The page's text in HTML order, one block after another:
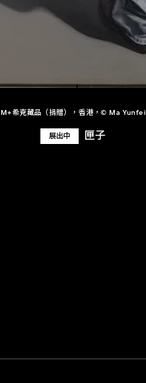
M+希克藏品（捐贈），香港，© Ma Yunfei
展出中 匣子